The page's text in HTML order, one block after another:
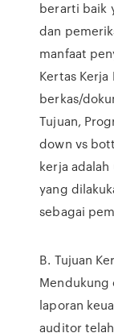
berarti baik
dan
manfaat
Kertas Kerja
berkas/
Tujuan,
down vs
kerja
yang
sebagai
B. Tujuan
Mendukung
laporan
auditor